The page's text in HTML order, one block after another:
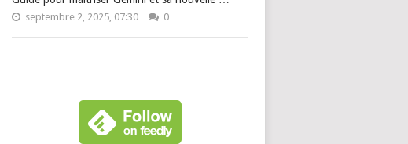
septembre 2, 2025, 07:30 0